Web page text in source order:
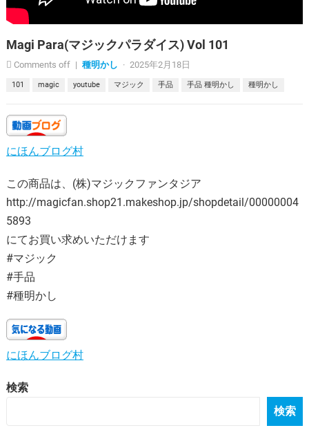
Magi Para(マジックパラダイス) Vol 101
Comments off | 種明かし · 2025年2月18日
101 magic youtube マジック 手品 手品 種明かし 種明かし
にほんブログ村
この商品は、(株)マジックファンタジア
http://magicfan.shop21.makeshop.jp/shopdetail/00000004
5893
にてお買い求めいただけます
#マジック
#手品
#種明かし
にほんブログ村
検索
検索